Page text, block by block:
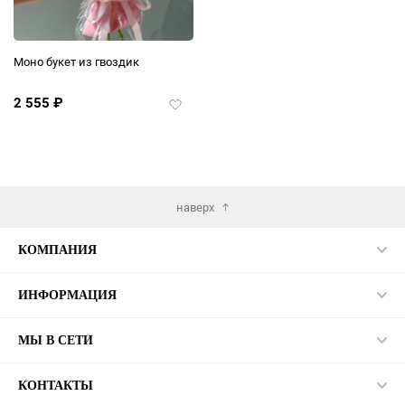
Моно букет из гвоздик
2 555 ₽
Добавить
наверх
КОМПАНИЯ
ИНФОРМАЦИЯ
МЫ В СЕТИ
КОНТАКТЫ